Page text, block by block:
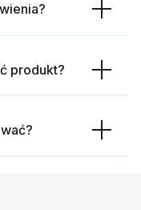
produkt?